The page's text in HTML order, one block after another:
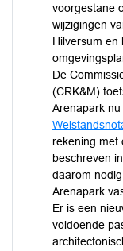
voorgestane
wijzigingen
Hilversum en
De
(CRK&M)
Arenapark
rekening met
beschreven
daarom
Arenapark
Er is een
voldoende